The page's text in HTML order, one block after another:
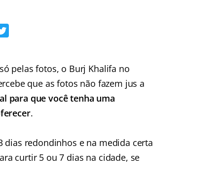
pelas fotos, o Burj Khalifa no
que as fotos não fazem jus a
para que você tenha uma
.
dias redondinhos e na medida certa
curtir 5 ou 7 dias na cidade, se